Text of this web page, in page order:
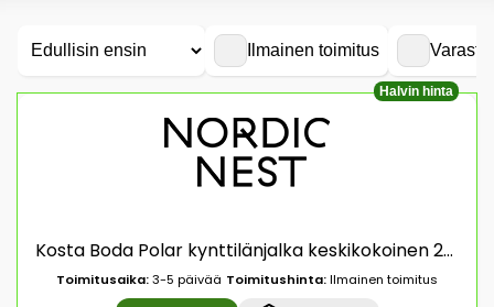
Ilmainen toimitus
Halvin hinta
Kosta Boda Polar kynttilänjalka keskikokoinen 20 cm Läpinäkyvä
Toimitusaika:3-5 päivää Toimitushinta:Ilmainen toimitus